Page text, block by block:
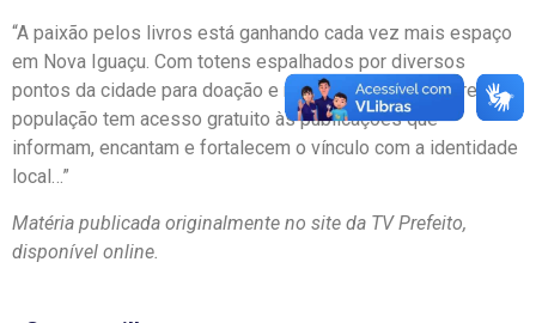
“A paixão pelos livros está ganhando cada vez mais espaço
em Nova Iguaçu. Com totens espalhados por diversos
pontos da cidade para doação e retirada dos exemplares, a
população tem acesso gratuito às publicações que
informam, encantam e fortalecem o vínculo com a identidade
local…”
Matéria publicada originalmente no site da TV Prefeito,
disponível online.